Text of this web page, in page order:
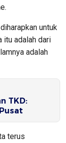
untuk
itu adalah dari
adalah
TKD:
terus